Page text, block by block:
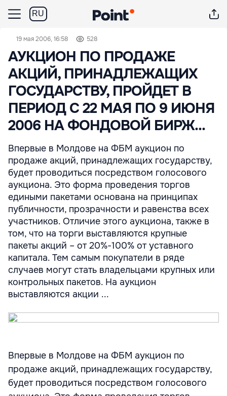
RU
19 мая 2006, 16:58 528
АУКЦИОН ПО ПРОДАЖЕ
АКЦИЙ, ПРИНАДЛЕЖАЩИХ
ГОСУДАРСТВУ, ПРОЙДЕТ В
ПЕРИОД С 22 МАЯ ПО 9 ИЮНЯ
2006 НА ФОНДОВОЙ БИРЖ...
Впервые в Молдове на ФБМ аукцион по
продаже акций, принадлежащих государству,
будет проводиться посредством голосового
аукциона. Это форма проведения торгов
едиными пакетами основана на принципах
публичности, прозрачности и равенства всех
участников. Отличие этого аукциона, также в
том, что на торги выставляются крупные
пакеты акций – от 20%-100% от уставного
капитала. Тем самым покупатели в ряде
случаев могут стать владельцами крупных или
контрольных пакетов. На аукцион
выставляются акции ...
Впервые в Молдове на ФБМ аукцион по
продаже акций, принадлежащих государству,
будет проводиться посредством голосового